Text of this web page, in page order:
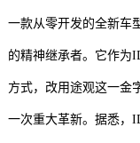
选车推荐
充电站
用车百科
销量榜
一款从零开发的全新车
的精神继承者。它作为
方式，改用途观这一金
一次重大革新。据悉，